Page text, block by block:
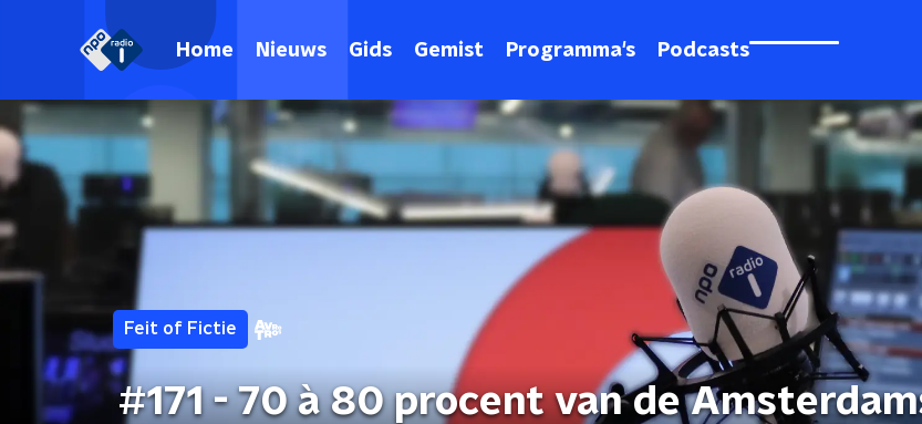
Home Nieuws Gids Gemist Programma's Podcasts
Feit of Fictie
#171 - 70 à 80 procent van de